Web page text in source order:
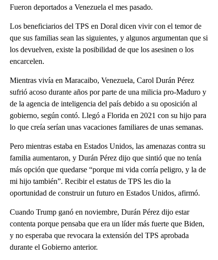
Fueron deportados a Venezuela el mes pasado.
Los beneficiarios del TPS en Doral dicen vivir con el temor de
que sus familias sean las siguientes, y algunos argumentan que si
los devuelven, existe la posibilidad de que los asesinen o los
encarcelen.
Mientras vivía en Maracaibo, Venezuela, Carol Durán Pérez
sufrió acoso durante años por parte de una milicia pro-Maduro y
de la agencia de inteligencia del país debido a su oposición al
gobierno, según contó. Llegó a Florida en 2021 con su hijo para
lo que creía serían unas vacaciones familiares de unas semanas.
Pero mientras estaba en Estados Unidos, las amenazas contra su
familia aumentaron, y Durán Pérez dijo que sintió que no tenía
más opción que quedarse “porque mi vida corría peligro, y la de
mi hijo también”. Recibir el estatus de TPS les dio la
oportunidad de construir un futuro en Estados Unidos, afirmó.
Cuando Trump ganó en noviembre, Durán Pérez dijo estar
contenta porque pensaba que era un líder más fuerte que Biden,
y no esperaba que revocara la extensión del TPS aprobada
durante el Gobierno anterior.